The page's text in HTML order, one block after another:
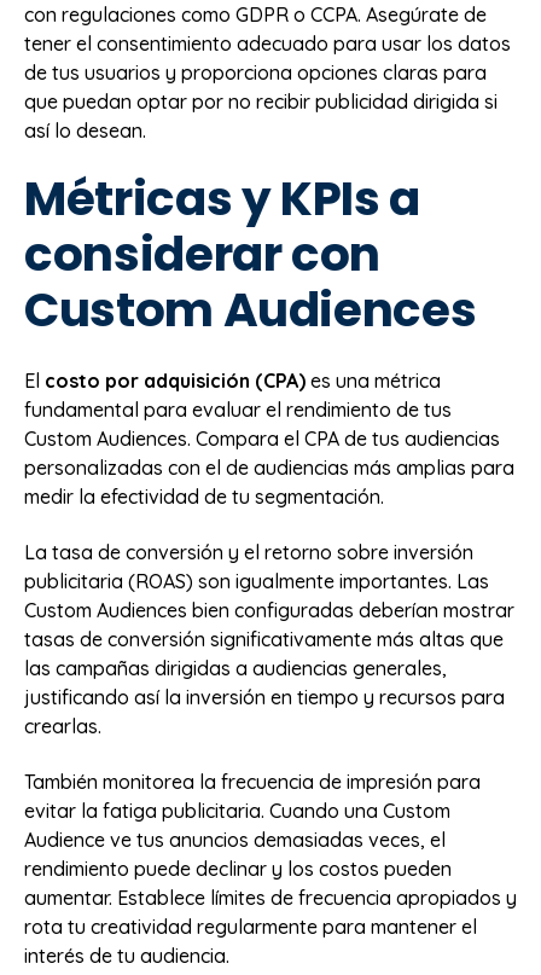
con regulaciones como GDPR o CCPA. Asegúrate de
tener el consentimiento adecuado para usar los datos
de tus usuarios y proporciona opciones claras para
que puedan optar por no recibir publicidad dirigida si
así lo desean.
Métricas y KPIs a
considerar con
Custom Audiences
El costo por adquisición (CPA) es una métrica
fundamental para evaluar el rendimiento de tus
Custom Audiences. Compara el CPA de tus audiencias
personalizadas con el de audiencias más amplias para
medir la efectividad de tu segmentación.
La tasa de conversión y el retorno sobre inversión
publicitaria (ROAS) son igualmente importantes. Las
Custom Audiences bien configuradas deberían mostrar
tasas de conversión significativamente más altas que
las campañas dirigidas a audiencias generales,
justificando así la inversión en tiempo y recursos para
crearlas.
También monitorea la frecuencia de impresión para
evitar la fatiga publicitaria. Cuando una Custom
Audience ve tus anuncios demasiadas veces, el
rendimiento puede declinar y los costos pueden
aumentar. Establece límites de frecuencia apropiados y
rota tu creatividad regularmente para mantener el
interés de tu audiencia.